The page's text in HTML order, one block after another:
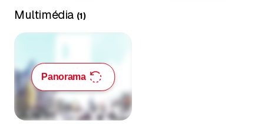
Multimédia (1)
Panorama